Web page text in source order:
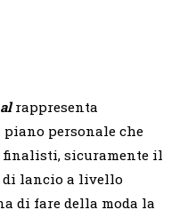
rappresenta
piano personale che
sicuramente il
lancio a livello
di fare della moda la